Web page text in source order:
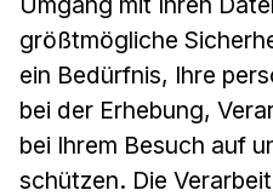
größtmögliche
ein Bedürfnis, Ihre
bei der Erhebung,
bei Ihrem Besuch auf
schützen. Die